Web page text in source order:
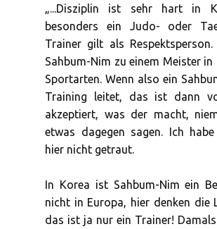
„...Disziplin ist sehr hart in
besonders ein Judo- oder
Trainer gilt als
Sahbum-Nim zu einem Meister in
Sportarten. Wenn also ein
Training leitet, das ist dann
akzeptiert, was der macht,
etwas dagegen sagen. Ich
hier nicht getraut.
In Korea ist Sahbum-Nim ein
nicht in Europa, hier denken die
das ist ja nur ein Trainer!